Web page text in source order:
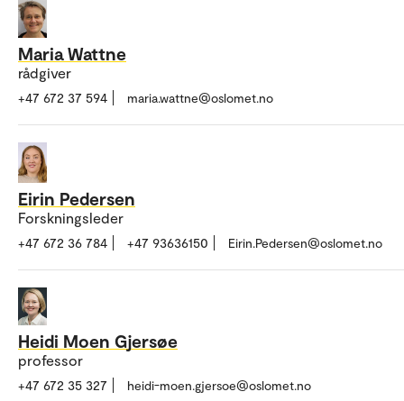
Maria Wattne
rådgiver
+47 672 37 594 maria.wattne@oslomet.no
Eirin Pedersen
Forskningsleder
+47 672 36 784 +47 93636150 Eirin.Pedersen@oslomet.no
Heidi Moen Gjersøe
professor
+47 672 35 327 heidi-moen.gjersoe@oslomet.no